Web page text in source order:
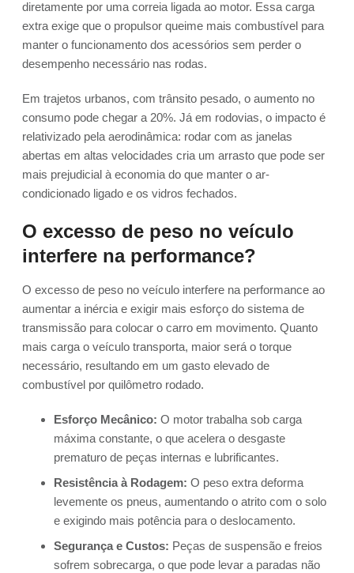
diretamente por uma correia ligada ao motor. Essa carga
extra exige que o propulsor queime mais combustível para
manter o funcionamento dos acessórios sem perder o
desempenho necessário nas rodas.
Em trajetos urbanos, com trânsito pesado, o aumento no
consumo pode chegar a 20%. Já em rodovias, o impacto é
relativizado pela aerodinâmica: rodar com as janelas
abertas em altas velocidades cria um arrasto que pode ser
mais prejudicial à economia do que manter o ar-
condicionado ligado e os vidros fechados.
O excesso de peso no veículo
interfere na performance?
O excesso de peso no veículo interfere na performance ao
aumentar a inércia e exigir mais esforço do sistema de
transmissão para colocar o carro em movimento. Quanto
mais carga o veículo transporta, maior será o torque
necessário, resultando em um gasto elevado de
combustível por quilômetro rodado.
Esforço Mecânico: O motor trabalha sob carga
máxima constante, o que acelera o desgaste
prematuro de peças internas e lubrificantes.
Resistência à Rodagem: O peso extra deforma
levemente os pneus, aumentando o atrito com o solo
e exigindo mais potência para o deslocamento.
Segurança e Custos: Peças de suspensão e freios
sofrem sobrecarga, o que pode levar a paradas não